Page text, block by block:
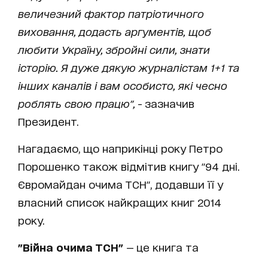
величезний фактор патріотичного
виховання, додасть аргументів, щоб
любити Україну, збройні сили, знати
історію. Я дуже дякую журналістам 1+1 та
інших каналів і вам особисто, які чесно
роблять свою працю", - зазначив
Президент.
Нагадаємо, що наприкінці року Петро
Порошенко також відмітив книгу "94 дні.
Євромайдан очима ТСН", додавши її у
власний список найкращих книг 2014
року.
"Війна очима ТСН" — це книга та